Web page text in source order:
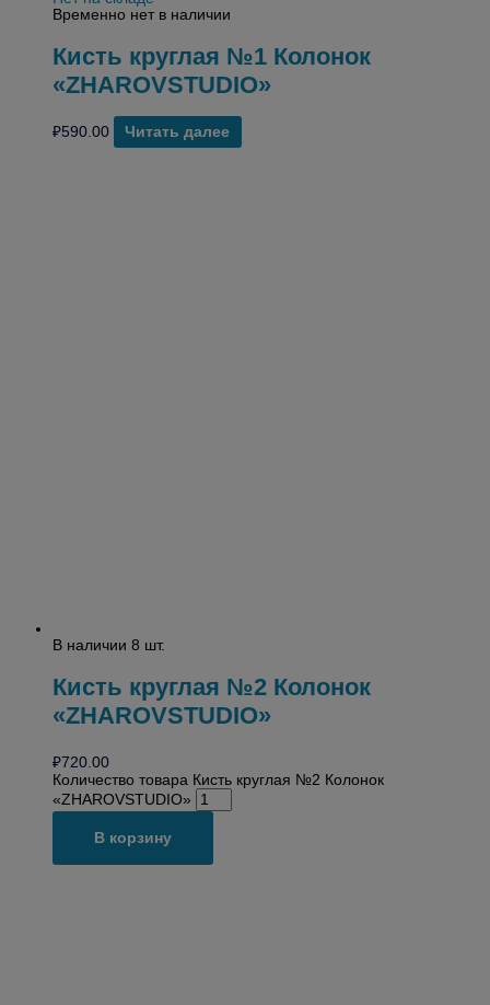
Временно нет в наличии
Кисть круглая №1 Колонок
«ZHAROVSTUDIO»
₽590.00 Читать далее
В наличии 8 шт.
Кисть круглая №2 Колонок
«ZHAROVSTUDIO»
₽720.00
Количество товара Кисть круглая №2 Колонок
«ZHAROVSTUDIO»
В корзину